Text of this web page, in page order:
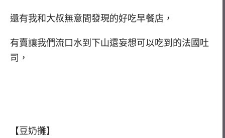
還有我和大叔無意間發現的好吃早餐店，
有賣讓我們流口水到下山還妄想可以吃到的法國吐
司，
【豆奶攤】